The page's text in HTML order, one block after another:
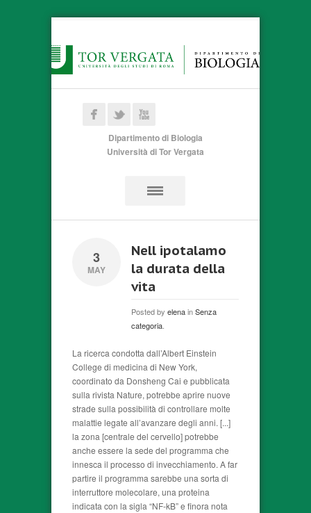
Dipartimento di Biologia
Università di Tor Vergata
3
MAY
Nell ipotalamo
la durata della
vita
Posted by elenainSenza
categoria.
La ricerca condotta dall’Albert Einstein
College di medicina di New York,
coordinato da Donsheng Cai e pubblicata
sulla rivista Nature, potrebbe aprire nuove
strade sulla possibilità di controllare molte
malattie legate all’avanzare degli anni. [...]
la zona [centrale del cervello] potrebbe
anche essere la sede del programma che
innesca il processo di invecchiamento. A far
partire il programma sarebbe una sorta di
interruttore molecolare, una proteina
indicata con la sigla “NF-kB” e finora nota